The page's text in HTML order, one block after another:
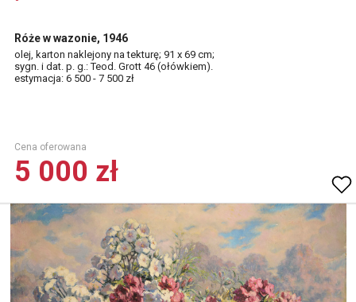
Róże w wazonie, 1946
olej, karton naklejony na tekturę; 91 x 69 cm;
sygn. i dat. p. g.: Teod. Grott 46 (ołówkiem).
estymacja: 6 500 - 7 500 zł
Cena oferowana
5 000 zł